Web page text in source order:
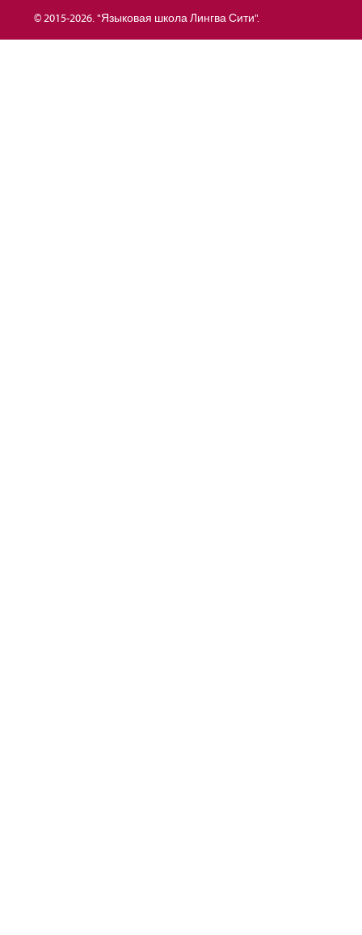
© 2015-2026."Языковая школа Лингва Сити".